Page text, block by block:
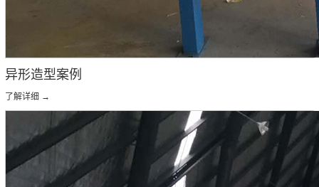
异形造型案例
了解详细